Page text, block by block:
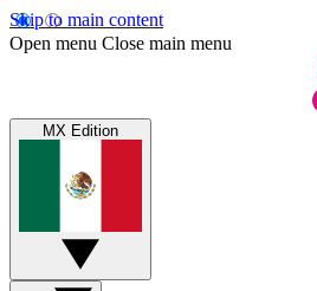
Skip to main content
Open menu Close main menu
MX Edition